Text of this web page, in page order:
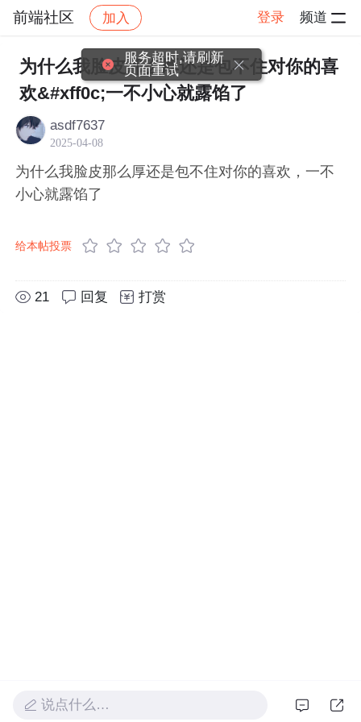
前端社区 加入 登录 频道
社区 前端社区 感慨 帖子详情
为什么我脸皮那么厚还是包不住对你的喜
欢&#xff0c;一不小心就露馅了
asdf7637
2025-04-08
为什么我脸皮那么厚还是包不住对你的喜欢，一不
小心就露馅了
给本帖投票
21 回复 打赏
说点什么…
服务超时,请刷新
页面重试